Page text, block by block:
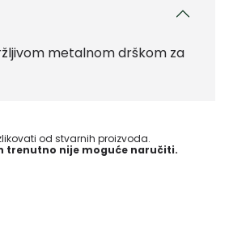
metalnom drškom za
od stvarnih proizvoda.
trenutno nije moguće naručiti.